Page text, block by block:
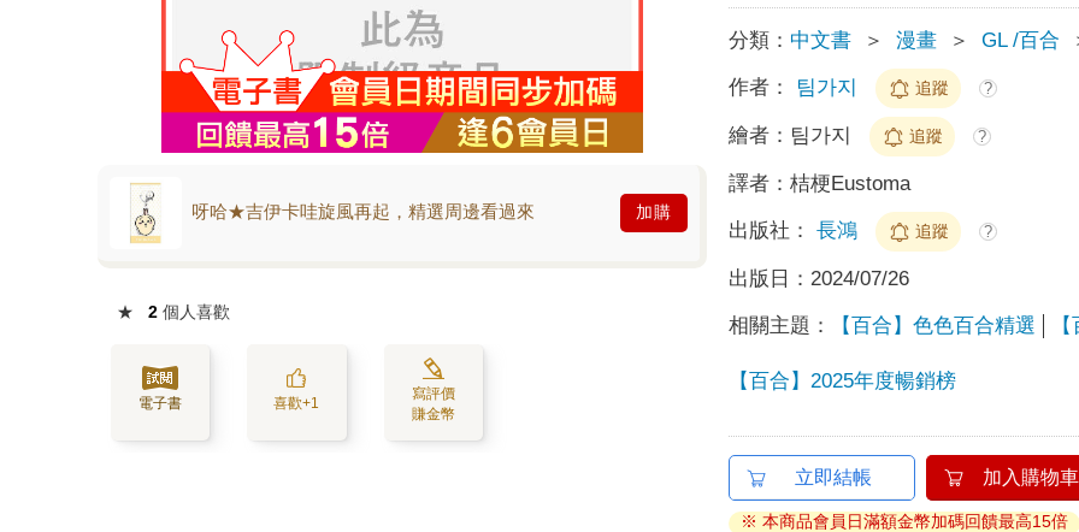
呀哈★吉伊卡哇旋風再起，精選周邊看過來 加購
★ 2 個人喜歡
電子書 喜歡+1
寫評價
賺金幣
分類： 中文書 ＞ 漫畫 ＞ GL /百合
作者： 팀가지 追蹤 ?
繪者： 팀가지 追蹤 ?
譯者：桔梗Eustoma
出版社： 長鴻 追蹤 ?
出版日： 2024/07/26
相關主題： 【百合】色色百合精選
【百合】2025年度暢銷榜
立即結帳 加入購物車
※ 本商品會員日滿額金幣加碼回饋最高15倍